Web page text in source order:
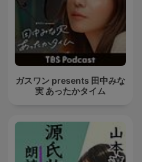
ガスワン presents 田中みな
実 あったかタイム